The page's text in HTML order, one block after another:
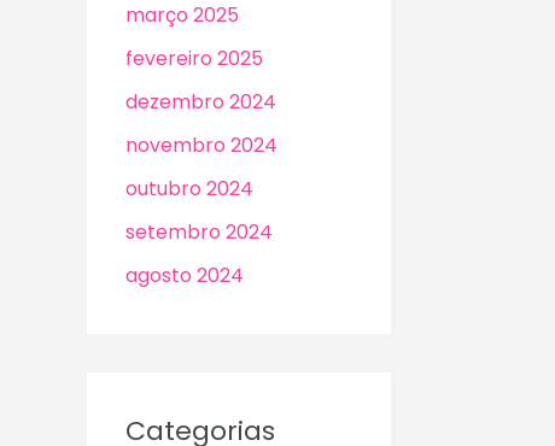
março 2025
fevereiro 2025
dezembro 2024
novembro 2024
outubro 2024
setembro 2024
agosto 2024
Categorias